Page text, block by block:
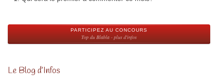
PARTICIPEZ AU CONCOURS
Top du Blabla - plus d'infos
Le Blog d’Infos